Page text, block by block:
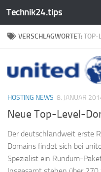
Zum Inhalt springen
Technik24.tips
VERSCHLAGWORTET:TOP-
HOSTING NEWS 8. JANUAR
Neue Top-Level-
Der deutschlandweit erste
Domains findet sich bei
Spezialist ein Rundum-